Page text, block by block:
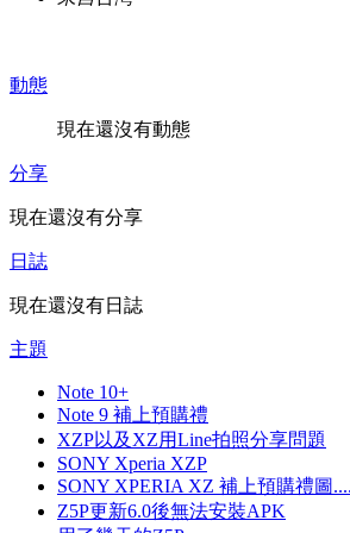
動態
現在還沒有動態
分享
現在還沒有分享
日誌
現在還沒有日誌
主題
Note 10+
Note 9 補上預購禮
XZP以及XZ用Line拍照分享問題
SONY Xperia XZP
SONY XPERIA XZ 補上預購禮圖....
Z5P更新6.0後無法安裝APK